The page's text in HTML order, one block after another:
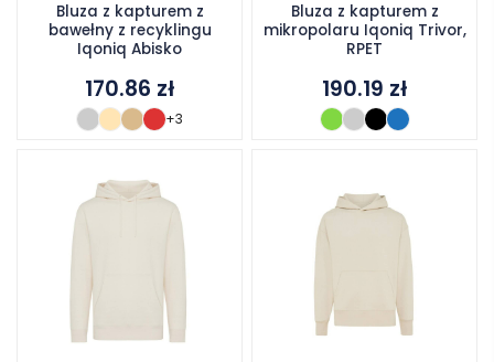
Bluza z kapturem z
bawełny z recyklingu
Iqoniq Abisko
170.86 zł
+3
Bluza z kapturem z
mikropolaru Iqoniq Trivor,
RPET
190.19 zł